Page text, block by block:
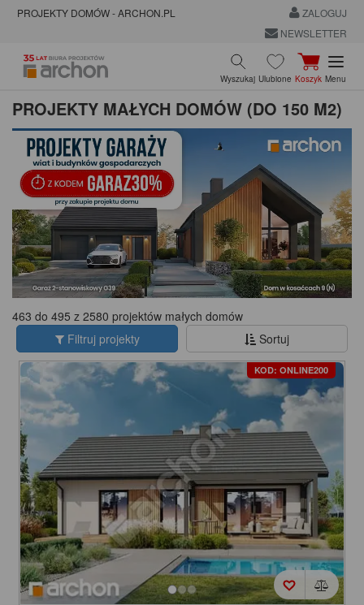
PROJEKTY DOMÓW - ARCHON.PL
ZALOGUJ
NEWSLETTER
Wyszukaj Ulubione Koszyk Menu
PROJEKTY MAŁYCH DOMÓW (DO 150 M2)
463 do 495 z 2580 projektów małych domów
Filtruj projekty
Sortuj
KOD: ONLINE200